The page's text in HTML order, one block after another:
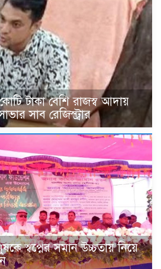
টাকা বেশি রাজস্ব আদায়
সাব রেজিস্ট্রার
স্বপ্নের সমান উচ্চতায় নিয়ে